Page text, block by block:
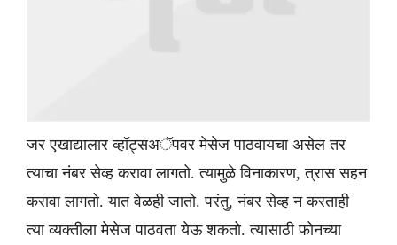
जर एखाद्यालार व्हॉट्सअॅपवर मेसेज पाठवायचा असेल तर
त्याचा नंबर सेव्ह करावा लागतो. त्यामुळे विनाकारण, त्रास सहन
करावा लागतो. यात वेळही जातो. परंतु, नंबर सेव्ह न करताही
त्या व्यक्तीला मेसेज पाठवता येऊ शकतो. त्यासाठी फोनच्या